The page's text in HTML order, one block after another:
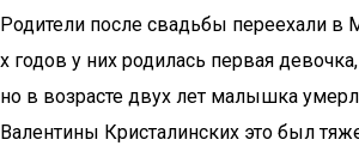
Родители после свадьбы переехали в
х годов у них родилась первая
но в возрасте двух лет малышка
Валентины Кристалинских это был